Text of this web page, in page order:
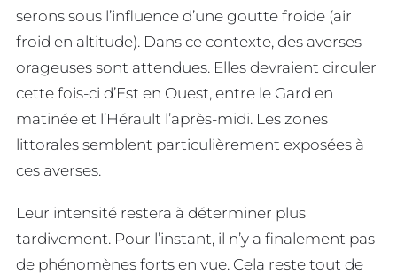
serons sous l’influence d’une goutte froide (air
froid en altitude). Dans ce contexte, des averses
orageuses sont attendues. Elles devraient circuler
cette fois-ci d’Est en Ouest, entre le Gard en
matinée et l’Hérault l’après-midi. Les zones
littorales semblent particulièrement exposées à
ces averses.
Leur intensité restera à déterminer plus
tardivement. Pour l’instant, il n’y a finalement pas
de phénomènes forts en vue. Cela reste tout de